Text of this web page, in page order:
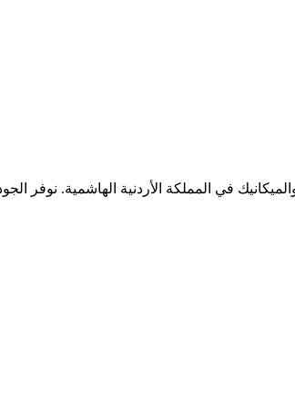
في المملكة الأردنية الهاشمية. نوفر